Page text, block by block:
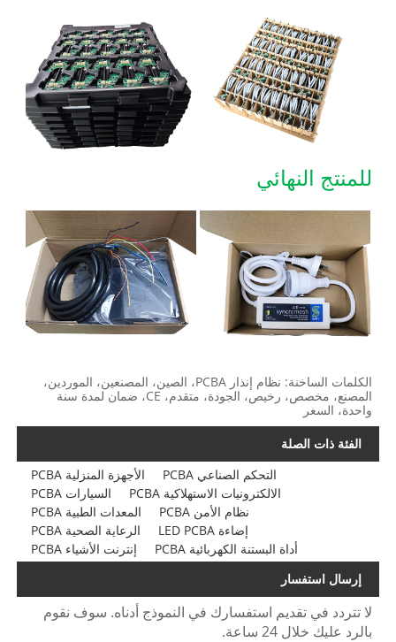
للمنتج النهائي
الكلمات الساخنة: نظام إنذار PCBA، الصين، المصنعين، الموردين،
المصنع، مخصص، رخيص، الجودة، متقدم، CE، ضمان لمدة سنة
واحدة، السعر
الفئة ذات الصلة
الأجهزة المنزلية PCBA
التحكم الصناعي PCBA
السيارات PCBA
الالكترونيات الاستهلاكية PCBA
المعدات الطبية PCBA
نظام الأمن PCBA
الرعاية الصحية PCBA
إضاءة LED PCBA
إنترنت الأشياء PCBA
أداة البستنة الكهربائية PCBA
إرسال استفسار
لا تتردد في تقديم استفسارك في النموذج أدناه. سوف نقوم
بالرد عليك خلال 24 ساعة.